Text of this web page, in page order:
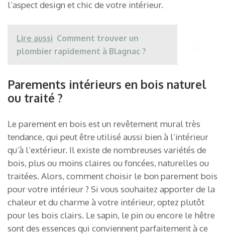
l’aspect design et chic de votre intérieur.
Lire aussi Comment trouver un
plombier rapidement à Blagnac ?
Parements intérieurs en bois naturel
ou traité ?
Le parement en bois est un revêtement mural très
tendance, qui peut être utilisé aussi bien à l’intérieur
qu’à l’extérieur. Il existe de nombreuses variétés de
bois, plus ou moins claires ou foncées, naturelles ou
traitées. Alors, comment choisir le bon parement bois
pour votre intérieur ? Si vous souhaitez apporter de la
chaleur et du charme à votre intérieur, optez plutôt
pour les bois clairs. Le sapin, le pin ou encore le hêtre
sont des essences qui conviennent parfaitement à ce